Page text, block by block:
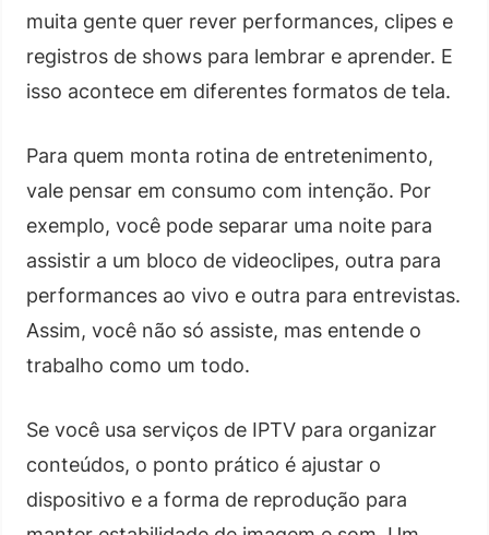
muita gente quer rever performances, clipes e
registros de shows para lembrar e aprender. E
isso acontece em diferentes formatos de tela.
Para quem monta rotina de entretenimento,
vale pensar em consumo com intenção. Por
exemplo, você pode separar uma noite para
assistir a um bloco de videoclipes, outra para
performances ao vivo e outra para entrevistas.
Assim, você não só assiste, mas entende o
trabalho como um todo.
Se você usa serviços de IPTV para organizar
conteúdos, o ponto prático é ajustar o
dispositivo e a forma de reprodução para